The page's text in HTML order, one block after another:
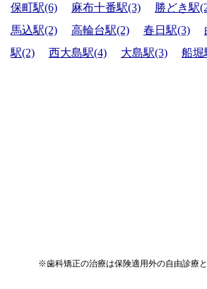
保町駅(6)
麻布十番駅(3) 勝どき駅
馬込駅(2)
高輪台駅(2) 春日駅(3)
駅(2)
西大島駅(4) 大島駅(3) 船堀
※歯科矯正の治療は保険適用外の自由診療と